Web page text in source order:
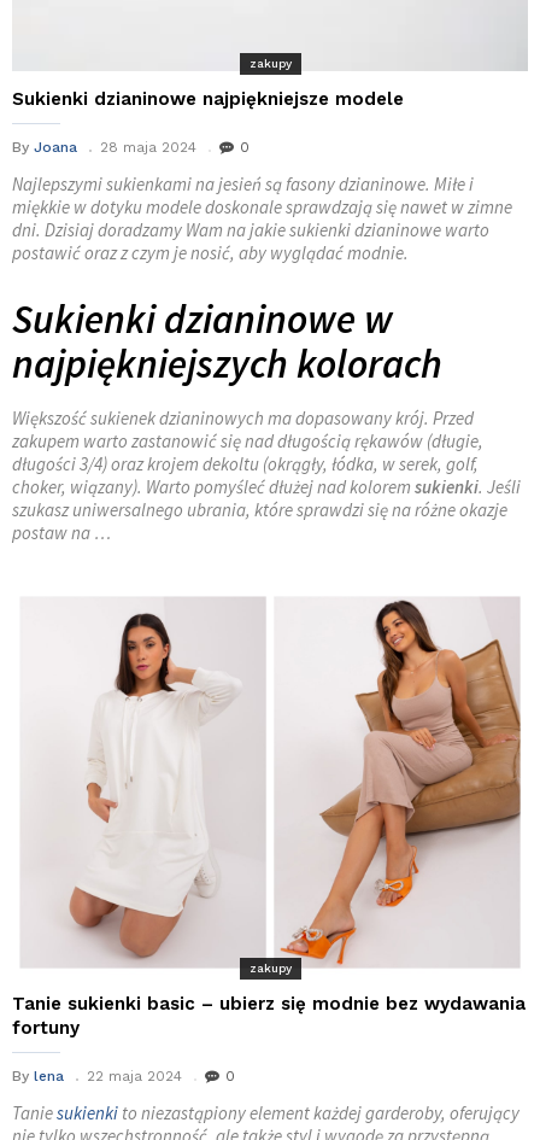
zakupy
Sukienki dzianinowe najpiękniejsze modele
By Joana 28 maja 2024 0
Najlepszymi sukienkami na jesień są fasony dzianinowe. Miłe i
miękkie w dotyku modele doskonale sprawdzają się nawet w zimne
dni. Dzisiaj doradzamy Wam na jakie sukienki dzianinowe warto
postawić oraz z czym je nosić, aby wyglądać modnie.
Sukienki dzianinowe w
najpiękniejszych kolorach
Większość sukienek dzianinowych ma dopasowany krój. Przed
zakupem warto zastanowić się nad długością rękawów (długie,
długości 3/4) oraz krojem dekoltu (okrągły, łódka, w serek, golf,
choker, wiązany). Warto pomyśleć dłużej nad kolorem sukienki. Jeśli
szukasz uniwersalnego ubrania, które sprawdzi się na różne okazje
postaw na …
zakupy
Tanie sukienki basic – ubierz się modnie bez wydawania
fortuny
By lena 22 maja 2024 0
Taniesukienki to niezastąpiony element każdej garderoby, oferujący
nie tylko wszechstronność, ale także styl i wygodę za przystępną